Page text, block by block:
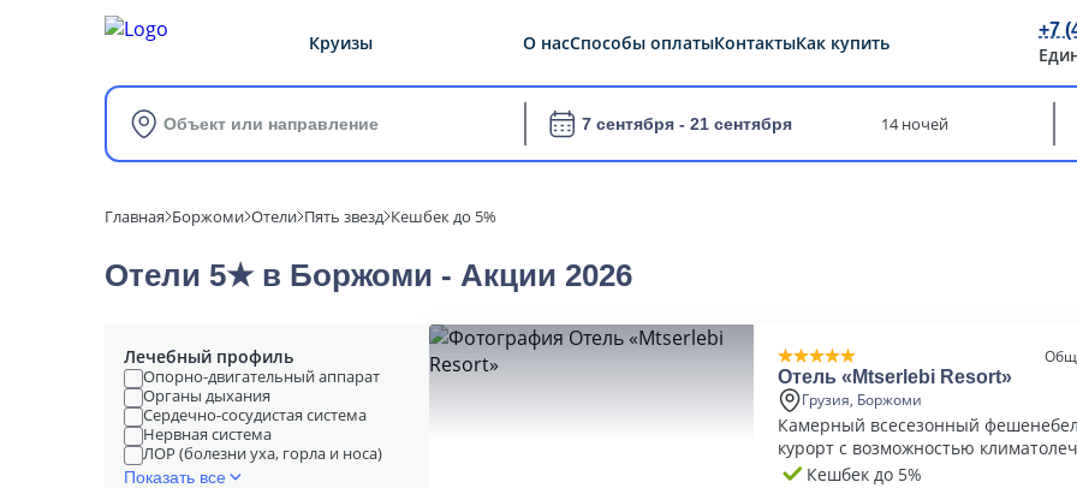
Круизы О насСпособы оплатыКонтактыКак купить
+7
Объект или направление 7 сентября - 21 сентября 14 ночей
Главная Боржоми Отели Пять звезд Кешбек до 5%
Отели 5★ в Боржоми - Акции 2026
Лечебный профиль
Опорно-двигательный аппарат
Органы дыхания
Сердечно-сосудистая система
Нервная система
ЛОР (болезни уха, горла и носа)
Показать все
Отель «Mtserlebi Resort»
Грузия, Боржоми
Камерный всесезонный
курорт с возможностью
Кешбек до 5%